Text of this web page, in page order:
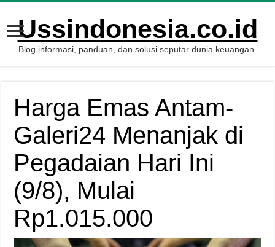
Ussindonesia.co.id
Blog informasi, panduan, dan solusi seputar dunia keuangan.
Harga Emas Antam-
Galeri24 Menanjak di
Pegadaian Hari Ini
(9/8), Mulai
Rp1.015.000